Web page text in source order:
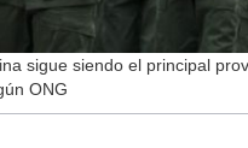
sigue siendo el principal
ONG